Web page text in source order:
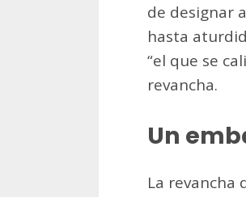
de designar
hasta
“el que se
revancha.
Un
La revancha